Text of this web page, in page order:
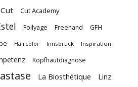
Cut Cut Academy
Foilyage Freehand
GFH
Haircolor Innsbruck Inspiration
Kopfhautdiagnose
La Biosthétique Linz